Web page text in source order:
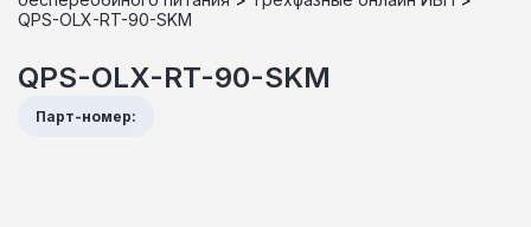
QPS-OLX-RT-90-SKM
QPS-OLX-RT-90-SKM
Парт-номер: